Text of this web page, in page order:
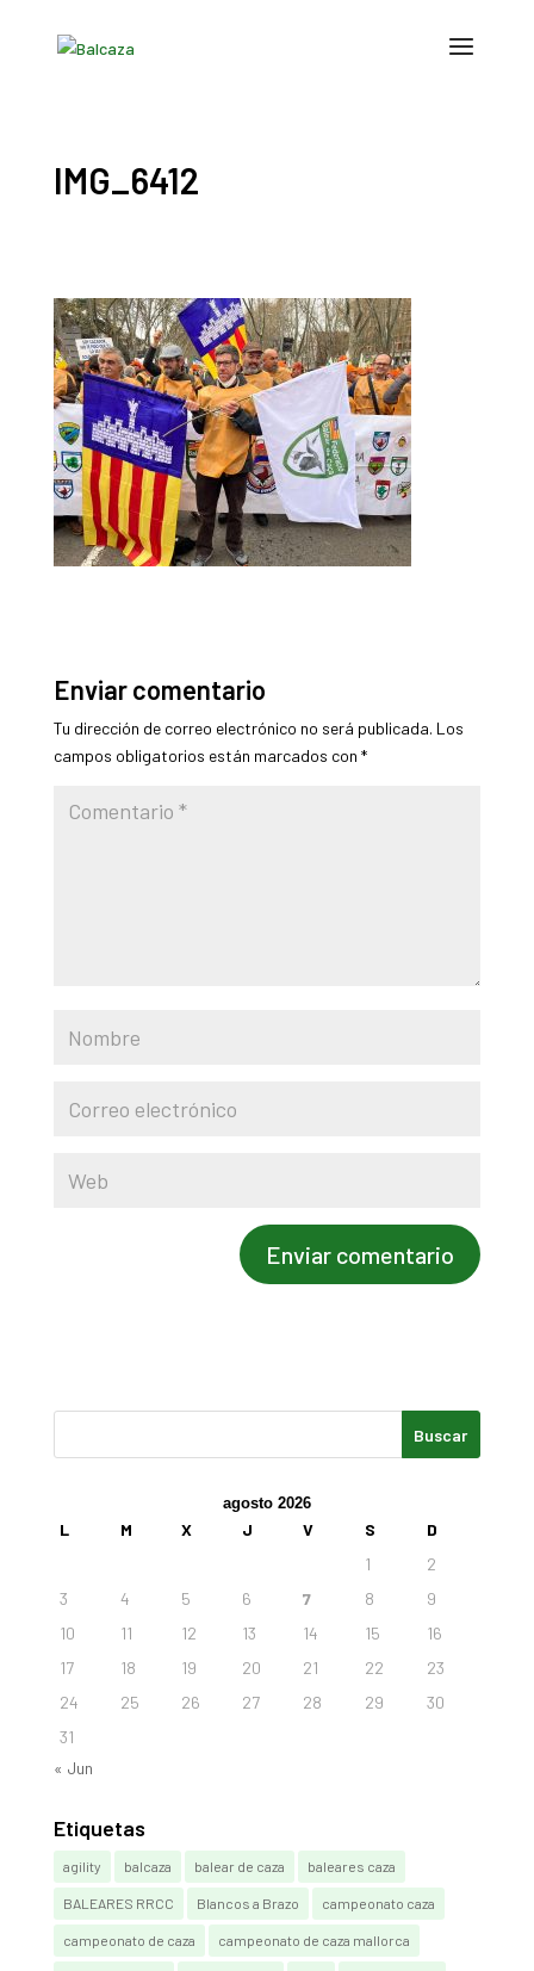
IMG_6412
Enviar comentario
Tu dirección de correo electrónico no será publicada. Los
campos obligatorios están marcados con *
agosto 2026
L M X J V S
D
1
2
3
4 5 6 7 8
9
10
11 12 13 14 15
16
17
18 19 20 21 22
23
24
25 26 27 28 29
30
31
« Jun
Etiquetas
agility balcaza balear de caza baleares caza
BALEARES RRCC Blancos a Brazo campeonato caza
campeonato de caza campeonato de caza mallorca